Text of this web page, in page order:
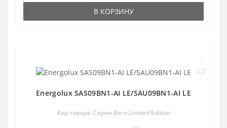
В КОРЗИНУ
Energolux SAS09BN1-AI LE/SAU09BN1-AI LE
Код товара: Серия Bern Limited Edition